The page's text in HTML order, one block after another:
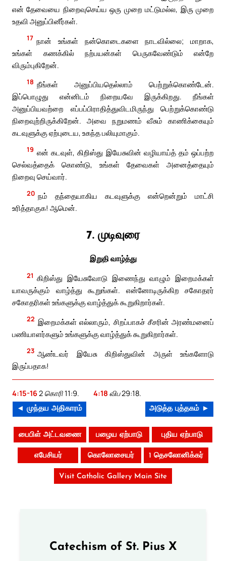
என் தேவையை நிறைவுசெய்ய ஒரு முறை மட்டுமல்ல, இரு முறை
உதவி அனுப்பினீர்கள்.
17 நான் உங்கள் நன்கொடைகளை நாடவில்லை; மாறாக,
உங்கள் கணக்கில் நற்பயன்கள் பெருகவேண்டும் என்றே
விரும்புகிறேன்.
18 நீங்கள் அனுப்பியதெல்லாம் பெற்றுக்கொண்டேன்.
இப்பொழுது என்னிடம் நிறையவே இருக்கிறது. நீங்கள்
அனுப்பியவற்றை எப்பப்பிராதித்துவிடமிருந்து பெற்றுக்கொண்டு
நிறைவுற்றிருக்கிறேன். அவை நறுமணம் வீசும் காணிக்கையும்
கடவுளுக்கு ஏற்புடைய, உகந்த பலியுமாகும்.
19 என் கடவுள், கிறிஸ்து இயேசுவின் வழியாய்த் தம் ஒப்பற்ற
செல்வத்தைக் கொண்டு, உங்கள் தேவைகள் அனைத்தையும்
நிறைவு செய்வார்.
20 நம் தந்தையாகிய கடவுளுக்கு என்றென்றும் மாட்சி
உரித்தாகுக! ஆமென்.
7. முடிவுரை
இறுதி வாழ்த்து
21 கிறிஸ்து இயேசுவோடு இணைந்து வாழும் இறைமக்கள்
யாவருக்கும் வாழ்த்து கூறுங்கள். என்னோடிருக்கிற சகோதரர்
சகோதரிகள் உங்களுக்கு வாழ்த்துக் கூறுகிறார்கள்.
22 இறைமக்கள் எல்லாரும், சிறப்பாகச் சீசரின் அரண்மனைப்
பணியாளர்களும் உங்களுக்கு வாழ்த்துக் கூறுகிறார்கள்.
23 ஆண்டவர் இயேசு கிறிஸ்துவின் அருள் உங்களோடு
இருப்பதாக!
4:15-162 கொரி 11:9. 4:18 விப 29:18.
◄ முந்தய அதிகாரம் அடுத்த புத்தகம் ►
பைபிள் அட்டவணை பழைய ஏற்பாடு புதிய ஏற்பாடு
எபேசியர் கொலோசையர் 1 தெசலோனிக்கர்
Visit Catholic Gallery Main Site
Catechism of St. Pius X